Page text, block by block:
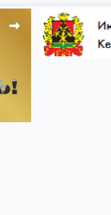
цифровое
Показать все теги